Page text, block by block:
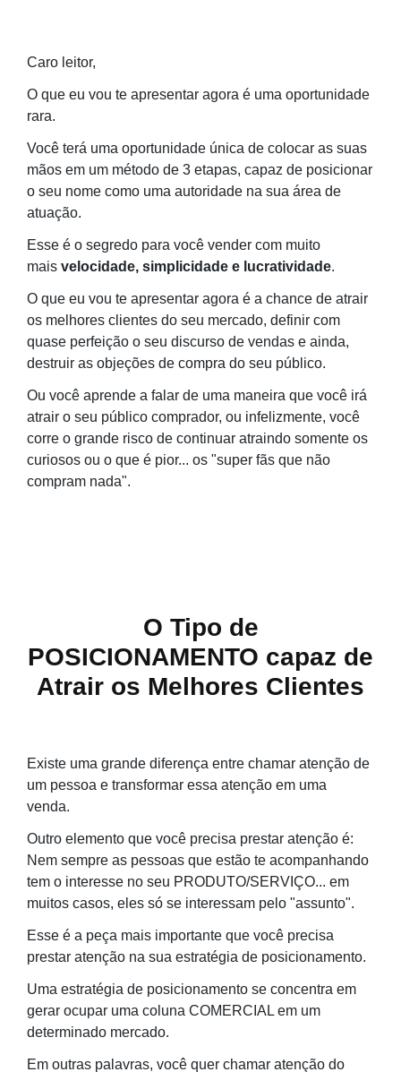
Caro leitor,
O que eu vou te apresentar agora é uma oportunidade
rara.
Você terá uma oportunidade única de colocar as suas
mãos em um método de 3 etapas, capaz de posicionar
o seu nome como uma autoridade na sua área de
atuação.
Esse é o segredo para você vender com muito
mais velocidade, simplicidade e lucratividade.
O que eu vou te apresentar agora é a chance de atrair
os melhores clientes do seu mercado, definir com
quase perfeição o seu discurso de vendas e ainda,
destruir as objeções de compra do seu público.
Ou você aprende a falar de uma maneira que você irá
atrair o seu público comprador, ou infelizmente, você
corre o grande risco de continuar atraindo somente os
curiosos ou o que é pior... os "super fãs que não
compram nada".
O Tipo de
POSICIONAMENTO capaz de
Atrair os Melhores Clientes
Existe uma grande diferença entre chamar atenção de
um pessoa e transformar essa atenção em uma
venda.
Outro elemento que você precisa prestar atenção é:
Nem sempre as pessoas que estão te acompanhando
tem o interesse no seu PRODUTO/SERVIÇO... em
muitos casos, eles só se interessam pelo "assunto".
Esse é a peça mais importante que você precisa
prestar atenção na sua estratégia de posicionamento.
Uma estratégia de posicionamento se concentra em
gerar ocupar uma coluna COMERCIAL em um
determinado mercado.
Em outras palavras, você quer chamar atenção do